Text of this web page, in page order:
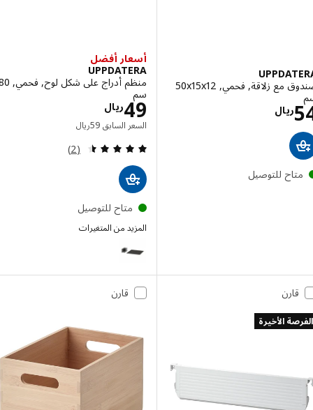
صندوق مع زلاقة, فحمي, ‎50x15x12
ريالالاسعار ريال 54
للتوصيل
أسعار أفضل
UPPDATERA
منظم أدراج على شكل لوح, فحمي, 80
ريال49 الاسعار ريال 49
السعر السابق ريال59 السعر السابق ريال 59
مراجعة: 4.5 من أصل 5 نجوم. إجمالي المراجعات:
(2)
متاح للتوصيل
المزيد من المتغيرات
قارن
الأخيرة
قارن